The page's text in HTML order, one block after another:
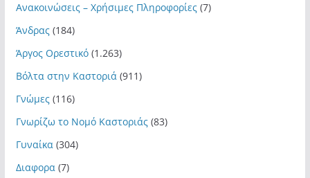
Ανακοινώσεις – Χρήσιμες Πληροφορίες(7)
Άνδρας(184)
Άργος Ορεστικό(1.263)
Βόλτα στην Καστοριά(911)
Γνώμες(116)
Γνωρίζω το Νομό Καστοριάς(83)
Γυναίκα(304)
Διαφορα(7)